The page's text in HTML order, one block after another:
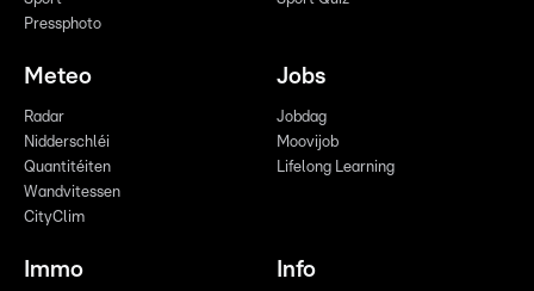
Pressphoto
Meteo
Radar
Nidderschléi
Quantitéiten
Wandvitessen
CityClim
Jobs
Jobdag
Moovijob
Lifelong Learning
Immo Info